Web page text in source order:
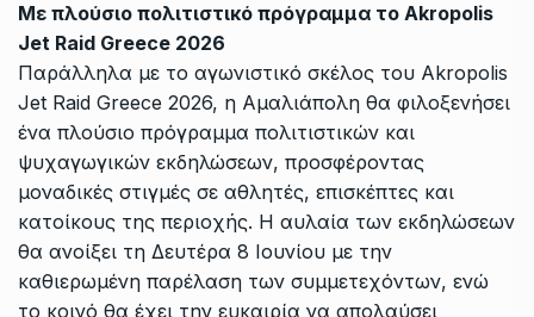
Με πλούσιο πολιτιστικό πρόγραμμα το Akropolis
Jet Raid Greece 2026
Παράλληλα με το αγωνιστικό σκέλος του Akropolis
Jet Raid Greece 2026, η Αμαλιάπολη θα φιλοξενήσει
ένα πλούσιο πρόγραμμα πολιτιστικών και
ψυχαγωγικών εκδηλώσεων, προσφέροντας
μοναδικές στιγμές σε αθλητές, επισκέπτες και
κατοίκους της περιοχής. Η αυλαία των εκδηλώσεων
θα ανοίξει τη Δευτέρα 8 Ιουνίου με την
καθιερωμένη παρέλαση των συμμετεχόντων, ενώ
το κοινό θα έχει την ευκαιρία να απολαύσει